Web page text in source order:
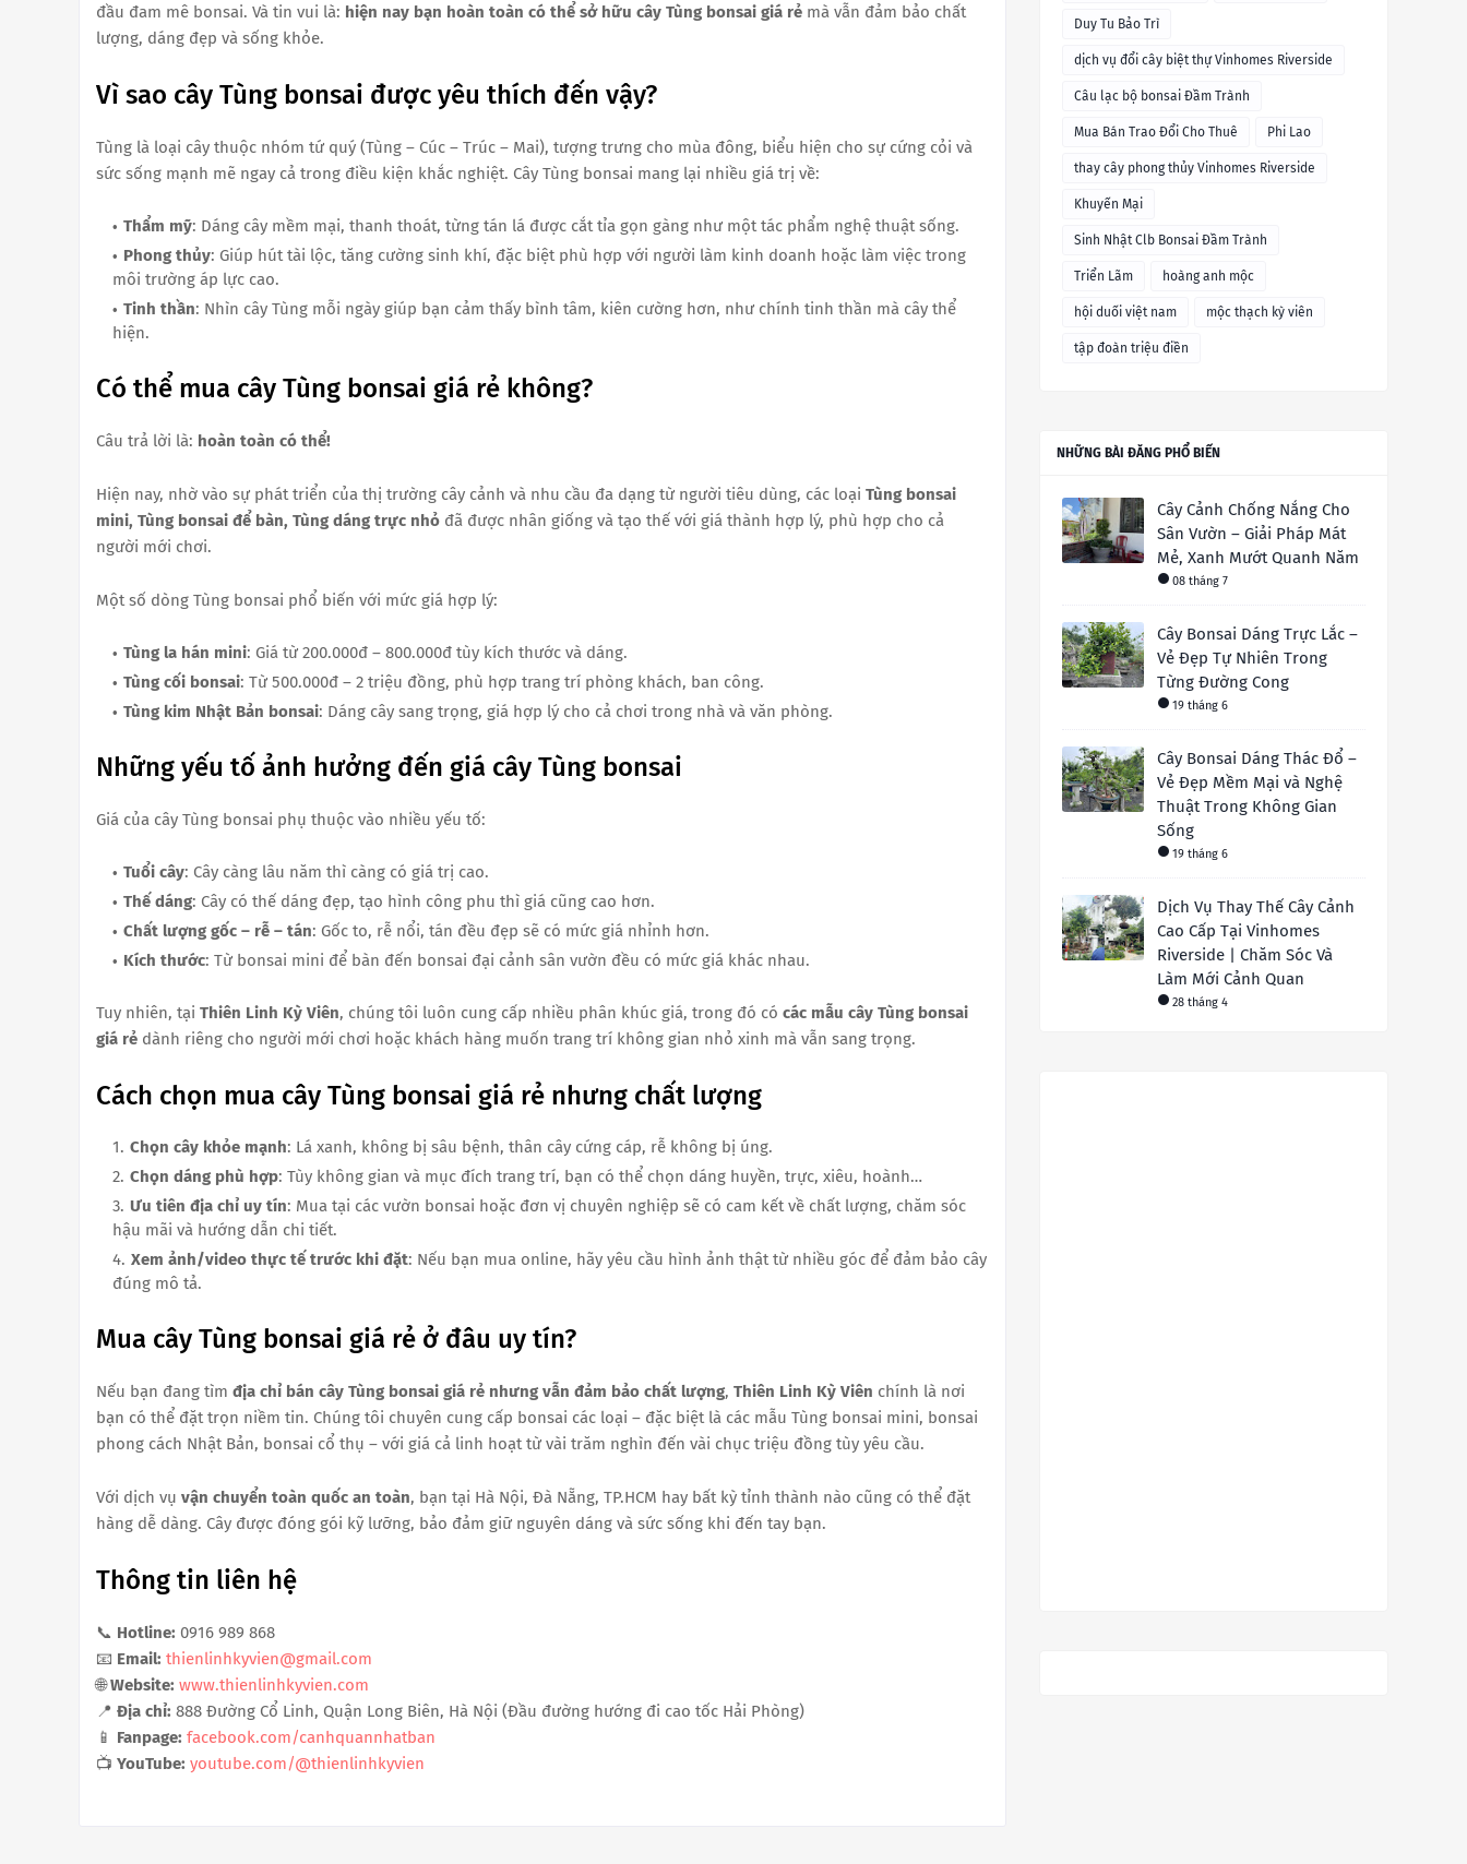
đầu đam mê bonsai. Và tin vui là: hiện nay bạn hoàn toàn có thể sở hữu cây Tùng bonsai giá rẻ mà vẫn đảm bảo chất
lượng, dáng đẹp và sống khỏe.
Vì sao cây Tùng bonsai được yêu thích đến vậy?
Tùng là loại cây thuộc nhóm tứ quý (Tùng – Cúc – Trúc – Mai), tượng trưng cho mùa đông, biểu hiện cho sự cứng cỏi và
sức sống mạnh mẽ ngay cả trong điều kiện khắc nghiệt. Cây Tùng bonsai mang lại nhiều giá trị về:
Thẩm mỹ: Dáng cây mềm mại, thanh thoát, từng tán lá được cắt tỉa gọn gàng như một tác phẩm nghệ thuật sống.
Phong thủy: Giúp hút tài lộc, tăng cường sinh khí, đặc biệt phù hợp với người làm kinh doanh hoặc làm việc trong
môi trường áp lực cao.
Tinh thần: Nhìn cây Tùng mỗi ngày giúp bạn cảm thấy bình tâm, kiên cường hơn, như chính tinh thần mà cây thể
hiện.
Có thể mua cây Tùng bonsai giá rẻ không?
Câu trả lời là: hoàn toàn có thể!
Hiện nay, nhờ vào sự phát triển của thị trường cây cảnh và nhu cầu đa dạng từ người tiêu dùng, các loại Tùng bonsai
mini, Tùng bonsai để bàn, Tùng dáng trực nhỏ đã được nhân giống và tạo thế với giá thành hợp lý, phù hợp cho cả
người mới chơi.
Một số dòng Tùng bonsai phổ biến với mức giá hợp lý:
Tùng la hán mini: Giá từ 200.000đ – 800.000đ tùy kích thước và dáng.
Tùng cối bonsai: Từ 500.000đ – 2 triệu đồng, phù hợp trang trí phòng khách, ban công.
Tùng kim Nhật Bản bonsai: Dáng cây sang trọng, giá hợp lý cho cả chơi trong nhà và văn phòng.
Những yếu tố ảnh hưởng đến giá cây Tùng bonsai
Giá của cây Tùng bonsai phụ thuộc vào nhiều yếu tố:
Tuổi cây: Cây càng lâu năm thì càng có giá trị cao.
Thế dáng: Cây có thế dáng đẹp, tạo hình công phu thì giá cũng cao hơn.
Chất lượng gốc – rễ – tán: Gốc to, rễ nổi, tán đều đẹp sẽ có mức giá nhỉnh hơn.
Kích thước: Từ bonsai mini để bàn đến bonsai đại cảnh sân vườn đều có mức giá khác nhau.
Tuy nhiên, tại Thiên Linh Kỳ Viên, chúng tôi luôn cung cấp nhiều phân khúc giá, trong đó có các mẫu cây Tùng bonsai
giá rẻ dành riêng cho người mới chơi hoặc khách hàng muốn trang trí không gian nhỏ xinh mà vẫn sang trọng.
Cách chọn mua cây Tùng bonsai giá rẻ nhưng chất lượng
Chọn cây khỏe mạnh: Lá xanh, không bị sâu bệnh, thân cây cứng cáp, rễ không bị úng.
Chọn dáng phù hợp: Tùy không gian và mục đích trang trí, bạn có thể chọn dáng huyền, trực, xiêu, hoành…
Ưu tiên địa chỉ uy tín: Mua tại các vườn bonsai hoặc đơn vị chuyên nghiệp sẽ có cam kết về chất lượng, chăm sóc
hậu mãi và hướng dẫn chi tiết.
Xem ảnh/video thực tế trước khi đặt: Nếu bạn mua online, hãy yêu cầu hình ảnh thật từ nhiều góc để đảm bảo cây
đúng mô tả.
Mua cây Tùng bonsai giá rẻ ở đâu uy tín?
Nếu bạn đang tìm địa chỉ bán cây Tùng bonsai giá rẻ nhưng vẫn đảm bảo chất lượng, Thiên Linh Kỳ Viên chính là nơi
bạn có thể đặt trọn niềm tin. Chúng tôi chuyên cung cấp bonsai các loại – đặc biệt là các mẫu Tùng bonsai mini, bonsai
phong cách Nhật Bản, bonsai cổ thụ – với giá cả linh hoạt từ vài trăm nghìn đến vài chục triệu đồng tùy yêu cầu.
Với dịch vụ vận chuyển toàn quốc an toàn, bạn tại Hà Nội, Đà Nẵng, TP.HCM hay bất kỳ tỉnh thành nào cũng có thể đặt
hàng dễ dàng. Cây được đóng gói kỹ lưỡng, bảo đảm giữ nguyên dáng và sức sống khi đến tay bạn.
Thông tin liên hệ
📞 Hotline: 0916 989 868
📧 Email: thienlinhkyvien@gmail.com
🌐Website: www.thienlinhkyvien.com
📍 Địa chỉ: 888 Đường Cổ Linh, Quận Long Biên, Hà Nội (Đầu đường hướng đi cao tốc Hải Phòng)
📱 Fanpage: facebook.com/canhquannhatban
📺 YouTube: youtube.com/@thienlinhkyvien
Duy Tu Bảo Trì
dịch vụ đổi cây biệt thự Vinhomes Riverside
Câu lạc bộ bonsai Đầm Trành
Mua Bán Trao Đổi Cho Thuê Phi Lao
thay cây phong thủy Vinhomes Riverside
Khuyến Mại
Sinh Nhật Clb Bonsai Đầm Trành
Triển Lãm hoàng anh mộc
hội duối việt nam mộc thạch kỳ viên
tập đoàn triệu điền
NHỮNG BÀI ĐĂNG PHỔ BIẾN
Cây Cảnh Chống Nắng Cho
Sân Vườn – Giải Pháp Mát
Mẻ, Xanh Mướt Quanh Năm
08 tháng 7
Cây Bonsai Dáng Trực Lắc –
Vẻ Đẹp Tự Nhiên Trong
Từng Đường Cong
19 tháng 6
Cây Bonsai Dáng Thác Đổ –
Vẻ Đẹp Mềm Mại và Nghệ
Thuật Trong Không Gian
Sống
19 tháng 6
Dịch Vụ Thay Thế Cây Cảnh
Cao Cấp Tại Vinhomes
Riverside | Chăm Sóc Và
Làm Mới Cảnh Quan
28 tháng 4